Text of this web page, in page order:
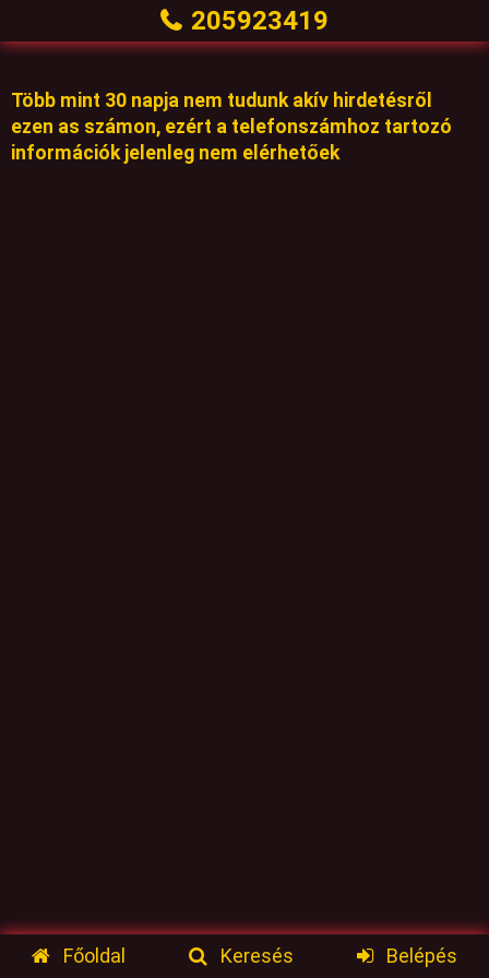
205923419
Főoldal Keresés Belépés
Több mint 30 napja nem tudunk akív hirdetésről
ezen as számon, ezért a telefonszámhoz tartozó
információk jelenleg nem elérhetőek